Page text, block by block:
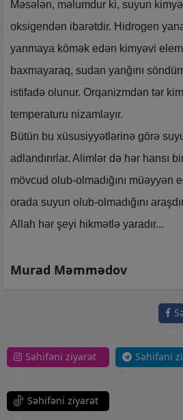
Məsələn, məlumdur ki, suyun
oksigendən ibarətdir. Hidrogen
yanmaya kömək edən kimyəvi
baxmayaraq, sudan yanğını
istifadə olunur. Orqanizmdən tər
temperaturu nizamlayır.
Bütün bu xüsusiyyətlərinə görə
adlandırırlar. Alimlər də hər hansı
mövcud olub-olmadığını müəyyən
orada suyun olub-olmadığını
Allah hər şeyi hikmətlə yaradır...
Murad Məmmədov
Səhifəni ziyarət
Səhifəni
Səhifəni ziyarət